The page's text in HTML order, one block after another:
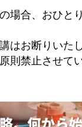
場合、おひと
はお断りいたし
則禁止させて